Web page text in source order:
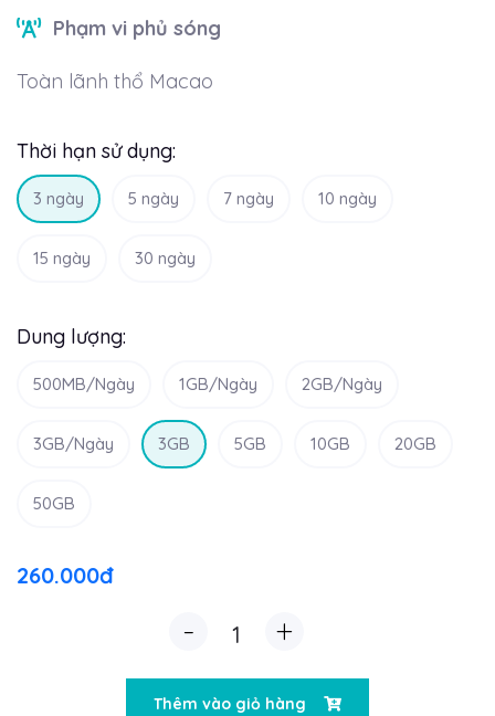
Phạm vi phủ sóng
Toàn lãnh thổ Macao
Thời hạn sử dụng:
3 ngày 5 ngày 7 ngày 10 ngày
15 ngày 30 ngày
Dung lượng:
500MB/Ngày 1GB/Ngày 2GB/Ngày
3GB/Ngày 3GB 5GB 10GB 20GB
50GB
260.000đ
- +
Thêm vào giỏ hàng